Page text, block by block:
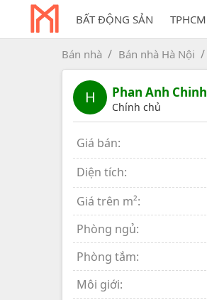
BẤT ĐỘNG SẢN TPHCM
Bán nhà Bán nhà Hà Nội
H Phan Anh Chinh
Chính chủ
Giá bán:
Diện tích:
Giá trên m²:
Phòng ngủ:
Phòng tắm:
Môi giới: